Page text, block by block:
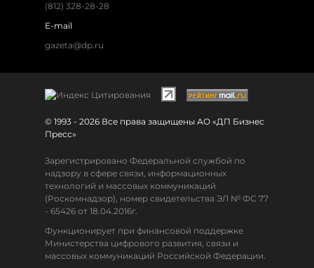
(812) 328-28-28
E-mail
gazeta@dp.ru
© 1993 - 2026 Все права защищены АО «ДП Бизнес
Пресс»
Зарегистрировано Федеральной службой по
надзору в сфере связи, информационных
технологий и массовых коммуникаций
(Роскомнадзор), номер свидетельства ЭЛ № ФС 77
- 65426 от 18.04.2016г.
Функционирует при финансовой поддержке
Министерства цифрового развития, связи и
массовых коммуникаций Российской Федерации.